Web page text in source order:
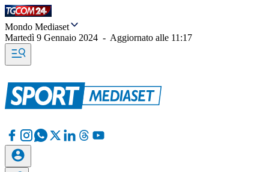
Mondo Mediaset
Martedì 9 Gennaio 2024 - Aggiornato alle 11:17